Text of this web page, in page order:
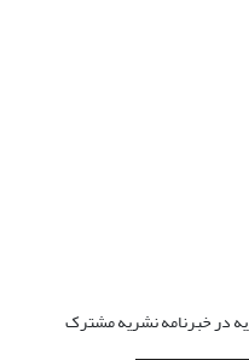
در خبرنامه نشریه مشترک